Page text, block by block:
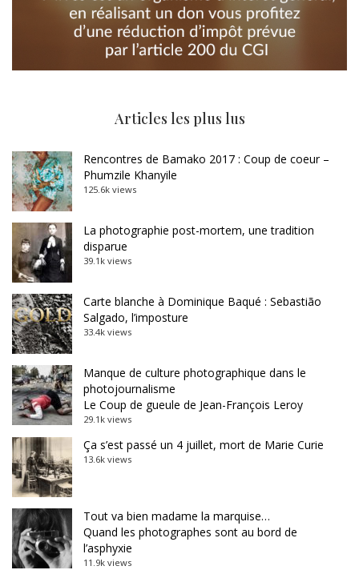
Articles les plus lus
Rencontres de Bamako 2017 : Coup de coeur –
Phumzile Khanyile
125.6k views
La photographie post-mortem, une tradition
disparue
39.1k views
Carte blanche à Dominique Baqué : Sebastião
Salgado, l’imposture
33.4k views
Manque de culture photographique dans le
photojournalisme
Le Coup de gueule de Jean-François Leroy
29.1k views
Ça s’est passé un 4 juillet, mort de Marie Curie
13.6k views
Tout va bien madame la marquise…
Quand les photographes sont au bord de
l’asphyxie
11.9k views